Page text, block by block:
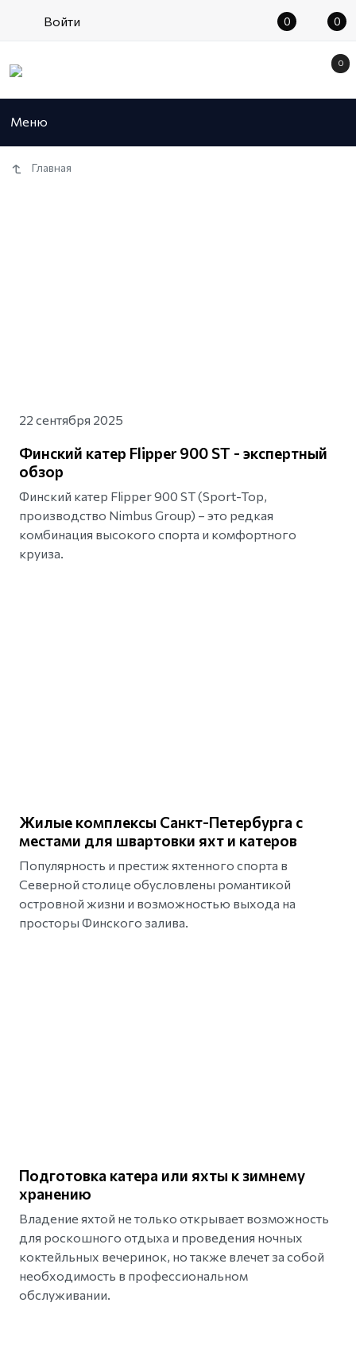
Войти 0 0
0
Меню
Главная
22 сентября 2025
Финский катер Flipper 900 ST - экспертный
обзор
Финский катер Flipper 900 ST (Sport-Top,
производство Nimbus Group) – это редкая
комбинация высокого спорта и комфортного
круиза.
Жилые комплексы Санкт-Петербурга с
местами для швартовки яхт и катеров
Популярность и престиж яхтенного спорта в
Северной столице обусловлены романтикой
островной жизни и возможностью выхода на
просторы Финского залива.
Подготовка катера или яхты к зимнему
хранению
Владение яхтой не только открывает возможность
для роскошного отдыха и проведения ночных
коктейльных вечеринок, но также влечет за собой
необходимость в профессиональном
обслуживании.